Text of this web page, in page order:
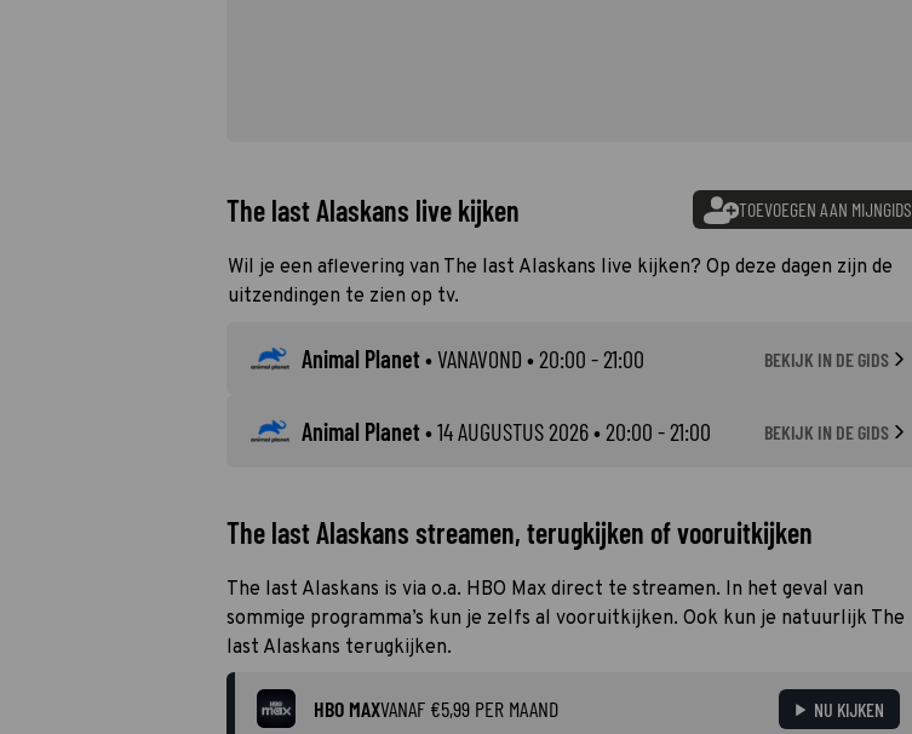
The last Alaskans live kijken TOEVOEGEN AAN MIJNGIDS
Wil je een aflevering van The last Alaskans live kijken? Op deze dagen zijn de
uitzendingen te zien op tv.
Animal Planet•VANAVOND • 20:00 - 21:00 BEKIJK IN DE GIDS
Animal Planet•14 AUGUSTUS 2026• 20:00 - 21:00 BEKIJK IN DE GIDS
The last Alaskans streamen, terugkijken of vooruitkijken
The last Alaskans is via o.a. HBO Max direct te streamen. In het geval van
sommige programma’s kun je zelfs al vooruitkijken. Ook kun je natuurlijk The
last Alaskans terugkijken.
HBO MAXVANAF €5,99 PER MAAND NU KIJKEN